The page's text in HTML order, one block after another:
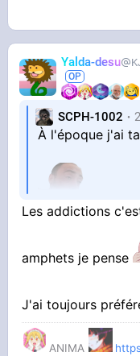
Yalda-desu
SCPH-1002
À l'époque j'ai
Donne faim au
en coupe faim
Les addictions
amphets je pense
J'ai toujours
ANIMA